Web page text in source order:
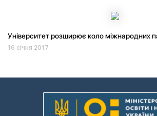
Університет розширює коло міжнародних
16 січня 2017